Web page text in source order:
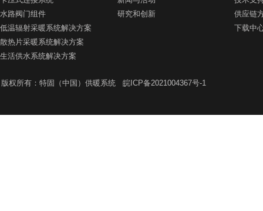
水路阀门组件
低温辐射采暖系统解决方案
散热片采暖系统解决方案
生活供水系统解决方案
研究和创新
供应链
下载中
版权所有：特固（中国）供暖系统 皖ICP备2021004367号-1